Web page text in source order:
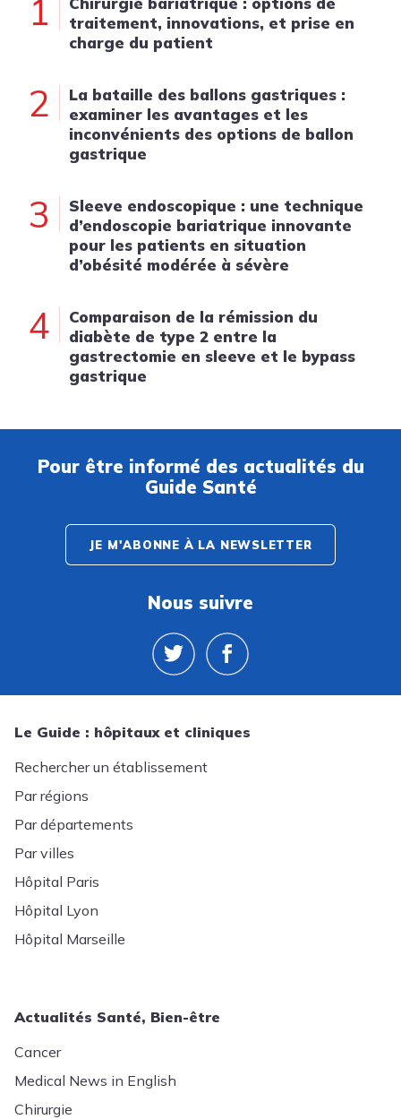
1
traitement, innovations, et prise en
charge du patient
2
La bataille des ballons gastriques :
examiner les avantages et les
inconvénients des options de ballon
gastrique
3
Sleeve endoscopique : une technique
d’endoscopie bariatrique innovante
pour les patients en situation
d’obésité modérée à sévère
4
Comparaison de la rémission du
diabète de type 2 entre la
gastrectomie en sleeve et le bypass
gastrique
Pour être informé des actualités du
Guide Santé
JE M'ABONNE À LA NEWSLETTER
Nous suivre
Le Guide : hôpitaux et cliniques
Rechercher un établissement
Par régions
Par départements
Par villes
Hôpital Paris
Hôpital Lyon
Hôpital Marseille
Actualités Santé, Bien-être
Cancer
Medical News in English
Chirurgie